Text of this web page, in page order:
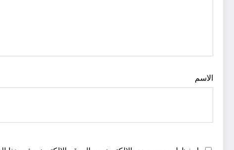
الاسم